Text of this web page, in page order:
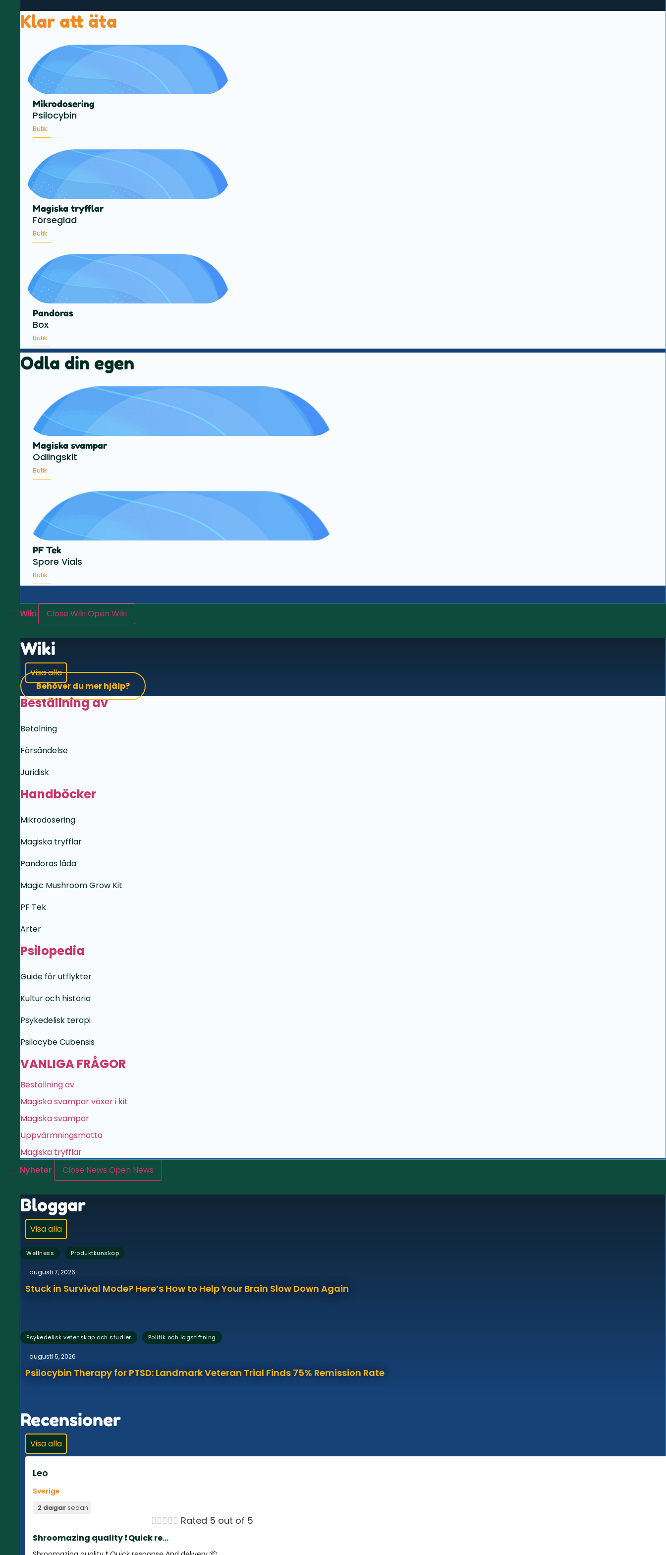
Klar att äta
Mikrodosering
Psilocybin
Butik
Magiska tryfflar
Förseglad
Butik
Pandoras
Box
Butik
Odla din egen
Magiska svampar
Odlingskit
Butik
PF Tek
Spore Vials
Butik
Wiki Close WikiOpen Wiki
Wiki
Visa alla
Behöver du mer hjälp?
Beställning av
Betalning
Försändelse
Juridisk
Handböcker
Mikrodosering
Magiska tryfflar
Pandoras låda
Magic Mushroom Grow Kit
PF Tek
Arter
Psilopedia
Guide för utflykter
Kultur och historia
Psykedelisk terapi
Psilocybe Cubensis
VANLIGA FRÅGOR
Beställning av
Magiska svampar växer i kit
Magiska svampar
Uppvärmningsmatta
Magiska tryfflar
Nyheter
Close News Open News
Bloggar
Visa alla
Wellness , Produktkunskap
augusti 7, 2026
Stuck in Survival Mode? Here’s How to Help Your Brain Slow Down Again
Psykedelisk vetenskap och studier , Politik och lagstiftning
augusti 5, 2026
Psilocybin Therapy for PTSD: Landmark Veteran Trial Finds 75% Remission Rate
Recensioner
Visa alla
Leo
Sverige
2 dagarsedan
 Rated 5 out of 5
Shroomazing quality ❗️ Quick re...